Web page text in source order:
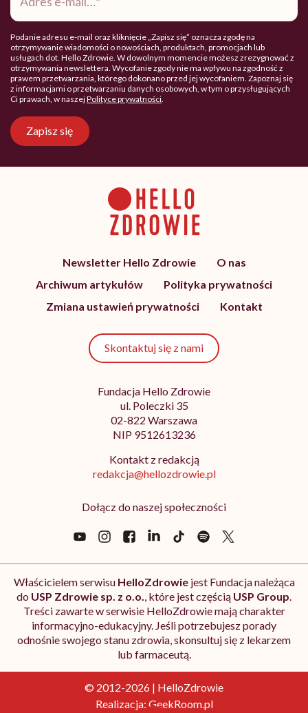
mail*
Podanie adresu e-mail oraz kliknięcie „Zapisz się” oznacza zgodę na
otrzymywanie wiadomości o nowościach, produktach, promocjach lub
usługach dot. Hello Zdrowie. W dowolnym momencie możesz zrezygnować z
otrzymywania newslettera. Wycofanie zgody nie ma wpływu na zgodność z
prawem przetwarzania, którego dokonano przed jej wycofaniem. Zapoznaj się
z informacjami o przetwarzaniu danych osobowych, w tym o przysługujących
Ci prawach, w naszejPolityce prywatności
Zapisz się
Newsletter Hello Zdrowie
O nas
Archiwum artykułów
Polityka prywatności
Zmiana ustawień prywatności
Kontakt
Skontaktuj się z nami
Fundacja Hello Zdrowie
ul. Poleczki 35
02-822 Warszawa
NIP 9512613236
Kontakt z redakcją
redakcja@hellozdrowie.pl
Dołącz do naszej społeczności
Właścicielem serwisu HelloZdrowiejest Fundacja należąca
do USP Zdrowie sp. z o.o. , które jest częścią USP Group
Treści zawarte w serwisie HelloZdrowie mają charakter
informacyjno-edukacyjny. Jeśli potrzebujesz porady
odnośnie swojego stanu zdrowia, skonsultuj się z lekarzem
lub farmaceutą.
© 2012-2026 | HelloZdrowie
Realizacja: GeekRoom.pl